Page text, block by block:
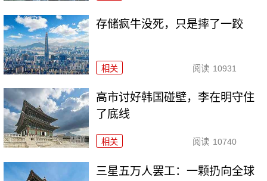
存储疯牛没死，只是摔了一跤
相关 阅读 10931
高市讨好韩国碰壁，李在明守住
了底线
相关 阅读 10740
三星五万人罢工：一颗扔向全球